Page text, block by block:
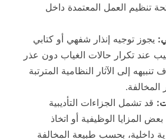
تنظيم العمل المعتمدة داخل
يجوز توجيه إنذار شفهي أو كتابي
عند تكرار حالات الغياب دون عذر
إلى الآثار النظامية المترتبة
قد تشمل الجزاءات التأديبية
المزايا الوظيفية أو اتخاذ
داخلية، بحسب طبيعة المخالفة